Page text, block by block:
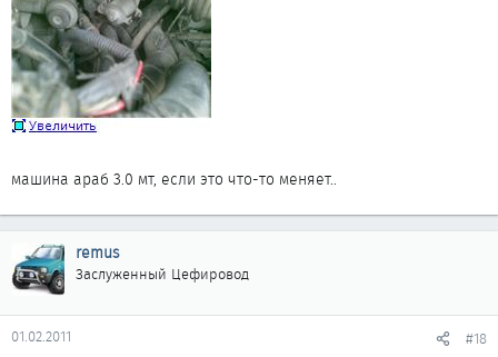
машина араб 3.0 мт, если это что-то меняет..
remus
Заслуженный Цефировод
01.02.2011 #18